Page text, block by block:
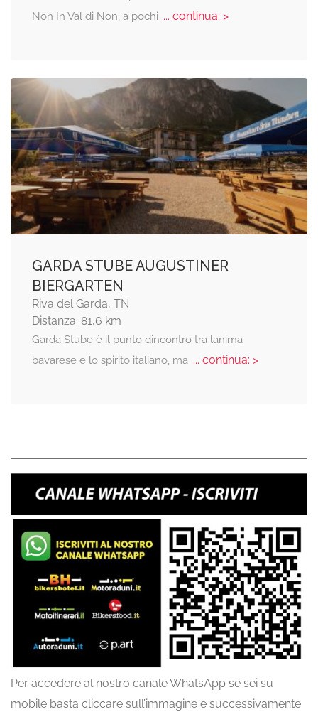
Non In Val di Non, a pochi ... continua: >
GARDA STUBE AUGUSTINER
BIERGARTEN
Riva del Garda, TN
Distanza: 81,6 km
Garda Stube è il punto dincontro tra lanima
bavarese e lo spirito italiano, ma ... continua: >
Per accedere al nostro canale WhatsApp se sei su
mobile basta cliccare sull’immagine e successivamente